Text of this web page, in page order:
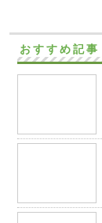
おすすめ記事